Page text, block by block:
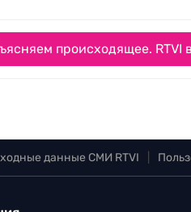
происходящее. RTVI
данные СМИ RTVI